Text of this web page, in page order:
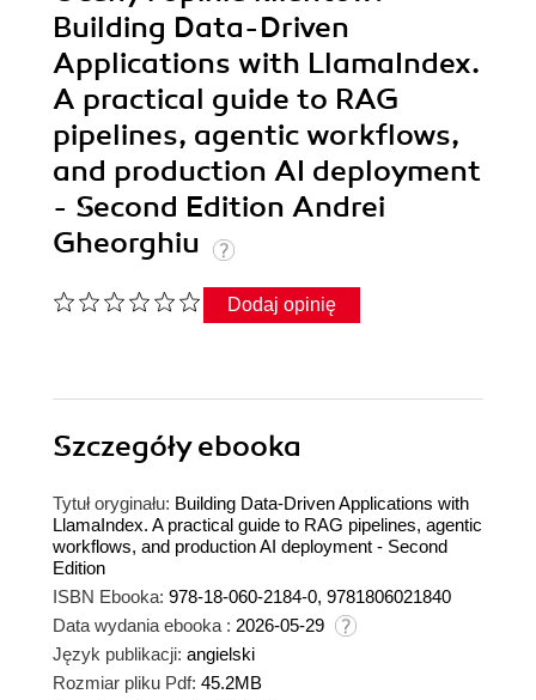
Building Data-Driven
Applications with LlamaIndex.
A practical guide to RAG
pipelines, agentic workflows,
and production AI deployment
- Second Edition Andrei
Gheorghiu
Dodaj opinię
Szczegółyebooka
Tytuł oryginału: Building Data-Driven Applications with
LlamaIndex. A practical guide to RAG pipelines, agentic
workflows, and production AI deployment - Second
Edition
ISBN Ebooka: 978-18-060-2184-0, 9781806021840
Data wydania ebooka : 2026-05-29
Język publikacji: angielski
Rozmiar pliku Pdf: 45.2MB